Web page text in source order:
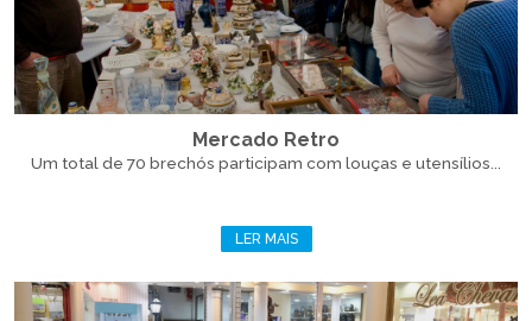
Mercado Retro
Um total de 70 brechós participam com louças e utensílios...
LER MAIS